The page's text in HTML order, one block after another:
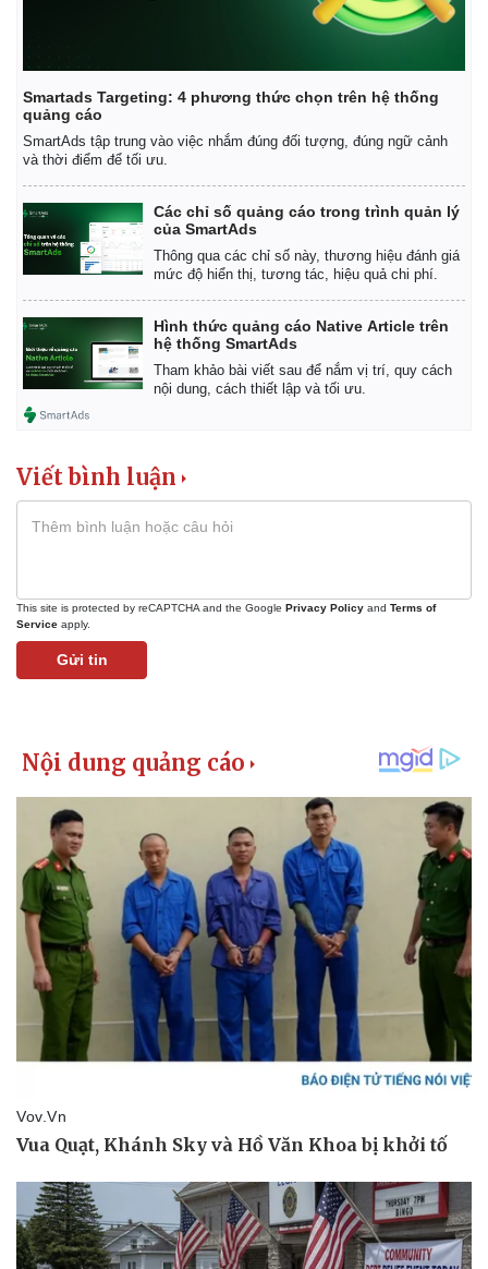
Kinh tế
Smartads Targeting: 4 phương thức chọn trên hệ thống
quảng cáo
SmartAds tập trung vào việc nhắm đúng đối tượng, đúng ngữ cảnh
và thời điểm để tối ưu.
Các chỉ số quảng cáo trong trình quản lý
của SmartAds
Thông qua các chỉ số này, thương hiệu đánh giá
mức độ hiển thị, tương tác, hiệu quả chi phí.
Hình thức quảng cáo Native Article trên
hệ thống SmartAds
Tham khảo bài viết sau để nắm vị trí, quy cách
nội dung, cách thiết lập và tối ưu.
Viết bình luận
This site is protected by reCAPTCHA and the Google Privacy Policy and Terms of
Service apply.
Gửi tin